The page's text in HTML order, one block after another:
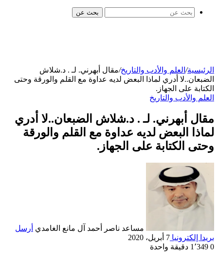
بحث عن
الرئيسية/ العلم والأدب والتاريخ/مقال أبهرني. لـ . د.شلاش
الضبعان..لا أدري لماذا البعض لديه عداوة مع القلم والورقة وحتى
الكتابة على الجهاز.
العلم والأدب والتاريخ
مقال أبهرني. لـ . د.شلاش الضبعان..لا أدري
لماذا البعض لديه عداوة مع القلم والورقة
وحتى الكتابة على الجهاز.
مساعد ناصر أحمد آل مانع الغامدي أرسل
بريدا إلكترونيا 7 أبريل، 2020
0
دقيقة واحدة